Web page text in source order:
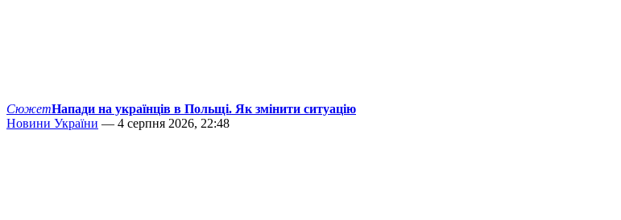
СюжетНапади на українців в Польщі. Як змінити ситуацію
Новини України — 4 серпня 2026, 22:48